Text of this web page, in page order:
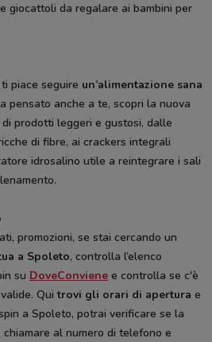
giocattoli da regalare ai bambini per
piace seguire un’alimentazione sana
pensato anche a te, scopri la nuova
prodotti leggeri e gustosi, dalle
di fibre, ai crackers integrali
idrosalino utile a reintegrare i sali
promozioni, se stai cercando un
a Spoleto, controlla l’elenco
su DoveConviene e controlla se c'è
Quitrovi gli orari di apertura e
a Spoleto, potrai verificare se la
al numero di telefono e